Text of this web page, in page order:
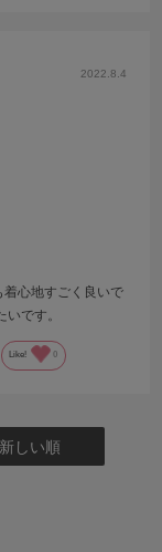
2022.8.4
心地すごく良いで
です。
Like! 0
しい順